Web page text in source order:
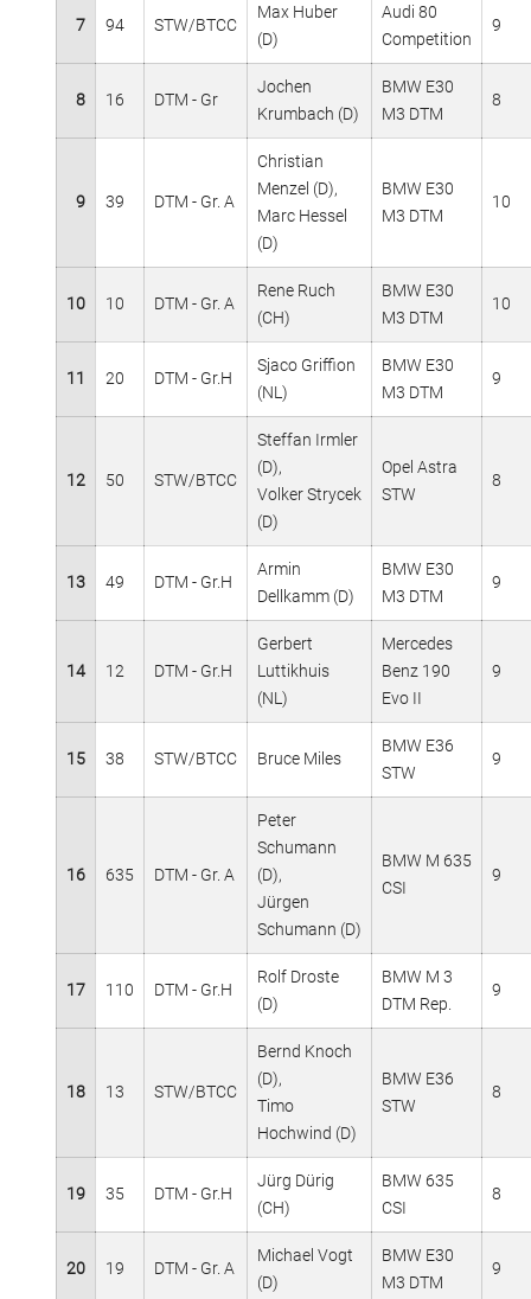
7 94 STW/BTCC
Max Huber
(D)
Audi 80
Competition
9
8 16 DTM - Gr
Jochen
Krumbach (D)
BMW E30
M3 DTM
8
9 39 DTM - Gr. A
Christian
Menzel (D),
Marc Hessel
(D)
BMW E30
M3 DTM
10
10 10 DTM - Gr. A
Rene Ruch
(CH)
BMW E30
M3 DTM
10
11 20 DTM - Gr.H
Sjaco Griffion
(NL)
BMW E30
M3 DTM
9
12 50 STW/BTCC
Steffan Irmler
(D),
Volker Strycek
(D)
Opel Astra
STW
8
13 49 DTM - Gr.H
Armin
Dellkamm (D)
BMW E30
M3 DTM
9
14 12 DTM - Gr.H
Gerbert
Luttikhuis
(NL)
Mercedes
Benz 190
Evo II
9
15 38 STW/BTCC Bruce Miles
BMW E36
STW
9
16 635 DTM - Gr. A
Peter
Schumann
(D),
Jürgen
Schumann (D)
BMW M 635
CSI
9
17 110 DTM - Gr.H
Rolf Droste
(D)
BMW M 3
DTM Rep.
9
18 13 STW/BTCC
Bernd Knoch
(D),
Timo
Hochwind (D)
BMW E36
STW
8
19 35 DTM - Gr.H
Jürg Dürig
(CH)
BMW 635
CSI
8
20 19 DTM - Gr. A
Michael Vogt
(D)
BMW E30
M3 DTM
9